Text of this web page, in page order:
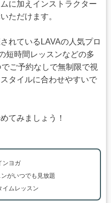
に加えインストラクター
ただけます。
れているLAVAの人気プロ
短時間レッスンなどの多
ご予約なしで無制限で視
タイルに合わせやすいで
てみましょう！
ンヨガ
がいつでも見放題
イムレッスン